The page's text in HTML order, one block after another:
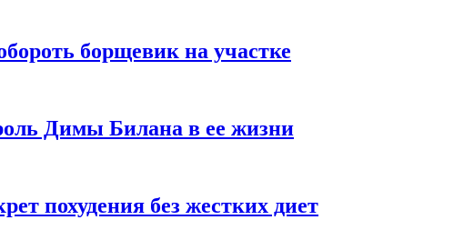
борщевик на участке
Димы Билана в ее жизни
похудения без жестких диет